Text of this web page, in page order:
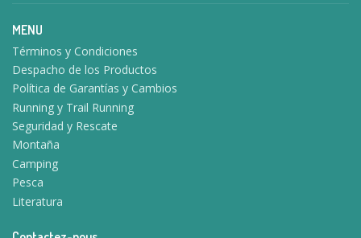
MENU
Términos y Condiciones
Despacho de los Productos
Política de Garantías y Cambios
Running y Trail Running
Seguridad y Rescate
Montaña
Camping
Pesca
Literatura